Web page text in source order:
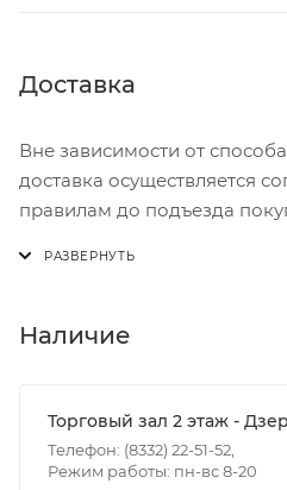
Доставка
Вне зависимости от
доставка осуществляется
правилам до подъезда
В субботу с 8:00 до 15:00
- зоны доставки;
- веса и габаритов товаров в
- количества торговых
Наличие
Торговый зал 2 этаж -
Телефон: (8332) 22-51-52,
Режим работы: пн-вс 8-20